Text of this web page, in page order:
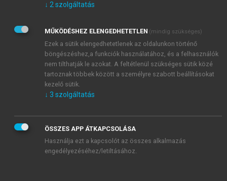
Kérek értesítést az Akadémiai Kiadó Zrt. újdonságairól,
Adatkezelési tájékoztatóbanfoglaltakat tudomásul
veszem és elfogadom.
Általános vásárlási feltételeket, valamint a szotar.netés a
mersz.huoldalak licencszerződéseiben foglaltakat
tudomásul veszem és elfogadom.
KIPRÓBÁLOM
↓ 2 szolgáltatás
MŰKÖDÉSHEZ ELENGEDHETETLEN (mindig szükséges)
Ezek a sütik elengedhetetlenek az oldalunkon történő
böngészéshez,a funkciók használatához, és a felhasználók
nem tilthatják le azokat. A feltétlenül szükséges sütik közé
tartoznak többek között a személyre szabott beállításokat
kezelő sütik.
↓ 3 szolgáltatás
ÖSSZES APP ÁTKAPCSOLÁSA
Használja ezt a kapcsolót az összes alkalmazás
engedélyezéséhez/letiltásához.